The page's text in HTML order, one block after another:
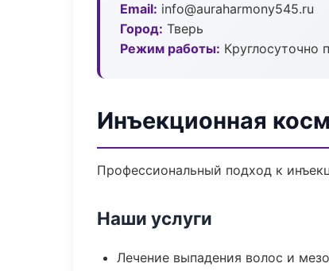
Email: info@auraharmony545.ru
Город: Тверь
Режим работы: Круглосуточно
Инъекционная
Профессиональный подход к
Наши услуги
Лечение выпадения волос и